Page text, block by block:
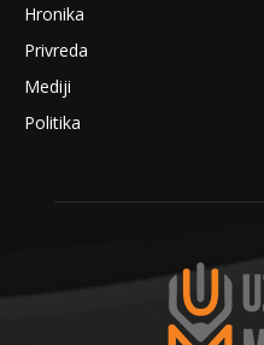
Hronika
Privreda
Mediji
Politika